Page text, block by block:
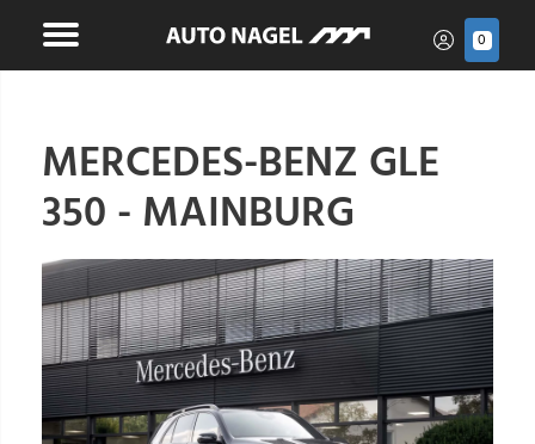
0
MERCEDES-BENZ GLE
350 - MAINBURG